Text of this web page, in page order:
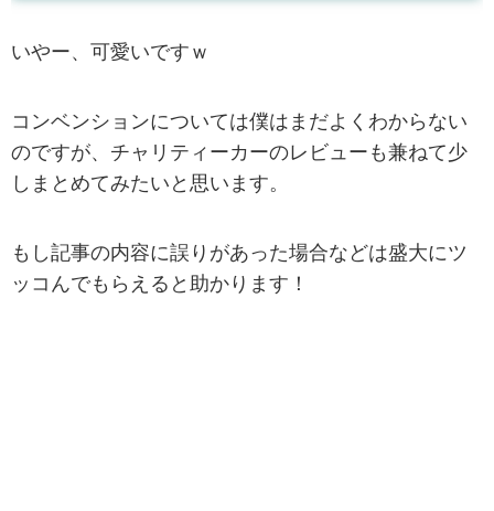
いやー、可愛いですｗ
コンベンションについては僕はまだよくわからない
のですが、チャリティーカーのレビューも兼ねて少
しまとめてみたいと思います。
もし記事の内容に誤りがあった場合などは盛大にツ
ッコんでもらえると助かります！